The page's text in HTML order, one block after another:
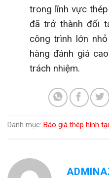
trong lĩnh vực
đã trở thành đối
công trình lớn
hàng đánh giá
trách nhiệm.
Danh mục: Báo giá thép hình